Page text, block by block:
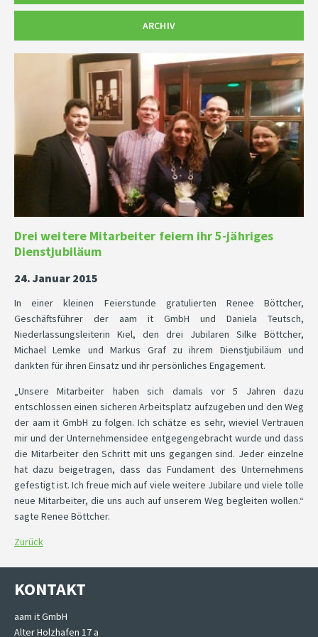
ARCHIV
Drei weitere Mitarbeiter feiern ihr 5-jähriges
Dienstjubiläum
24. Januar 2015
In einer kleinen Feierstunde gratulierten Renee Böttcher,
Geschäftsführer der aam it GmbH und Daniela Teutsch,
Niederlassungsleiterin Kiel, den drei Jubilaren Silke Böttcher,
Michael Lemke und Markus Graf zu ihrem Dienstjubiläum und
dankten für ihren Einsatz und ihr persönliches Engagement.
„Unsere Mitarbeiter haben sich damals vor 5 Jahren dazu
entschlossen einen sicheren Arbeitsplatz aufzugeben und den Weg
der aam it GmbH zu folgen. Ich schätze es sehr, wieviel Vertrauen
mir und der Unternehmensidee entgegengebracht wurde und dass
die Mitarbeiter den Schritt mit uns gegangen sind. Jeder einzelne
hat dazu beigetragen, dass das Fundament des Unternehmens
gefestigt ist. Ich freue mich auf viele weitere Jubilare und viele tolle
neue Mitarbeiter, die uns auch auf unserem Weg begleiten wollen.“
sagte Renee Böttcher.
Zurück
KONTAKT
aam it GmbH
Alter Holzhafen 17 a